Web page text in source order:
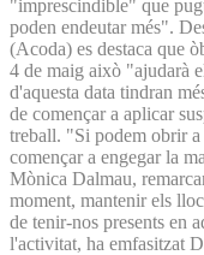
"imprescindible" que
poden endeutar més".
(Acoda) es destaca que
4 de maig això "ajudarà
d'aquesta data tindran
de començar a aplicar
treball. "Si podem obrir
començar a engegar la
Mònica Dalmau,
moment, mantenir els
de tenir-nos presents en
l'activitat, ha emfasitzat